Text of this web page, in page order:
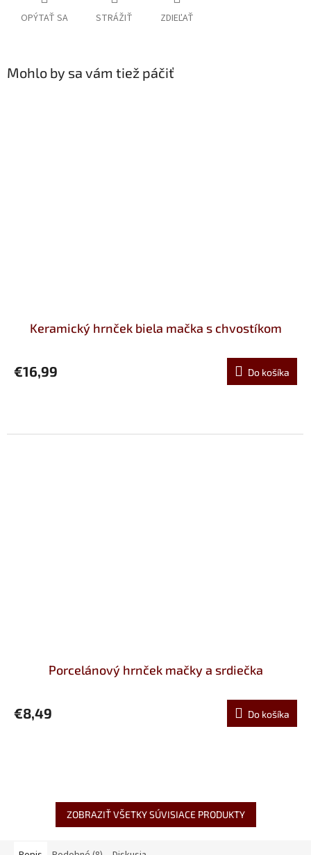
OPÝTAŤ SA STRÁŽIŤ ZDIEĽAŤ
Mohlo by sa vám tiež páčiť
Keramický hrnček biela mačka s chvostíkom
€16,99 Do košíka
Porcelánový hrnček mačky a srdiečka
€8,49 Do košíka
ZOBRAZIŤ VŠETKY SÚVISIACE PRODUKTY